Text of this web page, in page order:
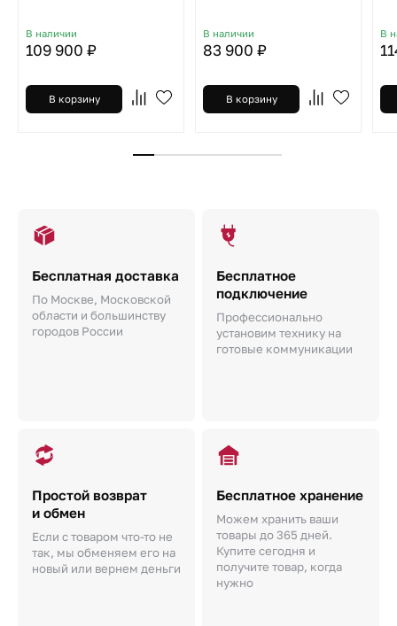
В наличии
109 900 ₽
В корзину
В наличии
83 900 ₽
В корзину
В
Бесплатная доставка
По Москве, Московской
области и большинству
городов России
Бесплатное
подключение
Профессионально
установим технику на
готовые коммуникации
Простой возврат
и обмен
Если с товаром что-то не
так, мы обменяем его на
новый или вернем деньги
Бесплатное хранение
Можем хранить ваши
товары до 365 дней.
Купите сегодня и
получите товар, когда
нужно